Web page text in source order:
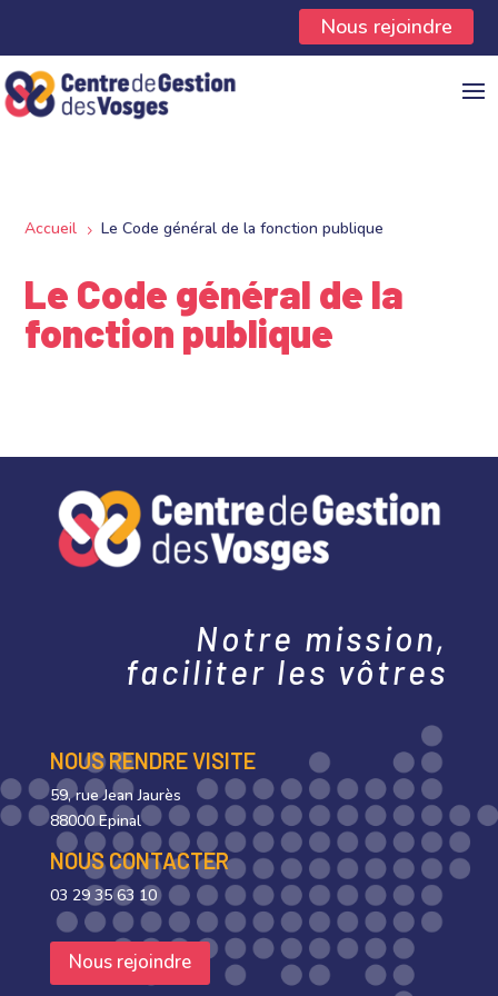
Nous rejoindre
Accueil 5 Le Code général de la fonction publique
Le Code général de la
fonction publique
Notre mission,
faciliter les vôtres
NOUS RENDRE VISITE
59, rue Jean Jaurès
88000 Epinal
NOUS CONTACTER
03 29 35 63 10
Nous rejoindre